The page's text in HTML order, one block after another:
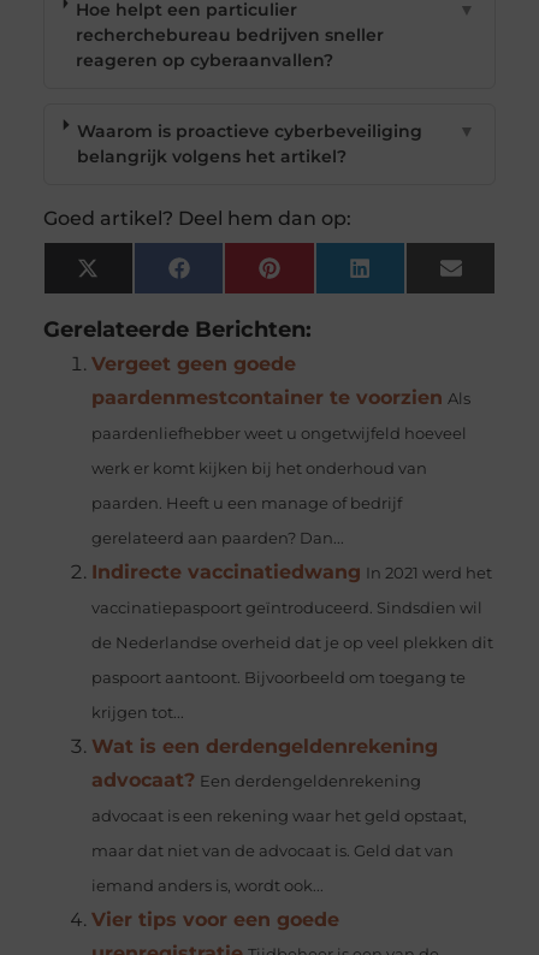
Hoe helpt een particulier
recherchebureau bedrijven sneller
reageren op cyberaanvallen?
▼
Waarom is proactieve cyberbeveiliging
belangrijk volgens het artikel?
▼
Goed artikel? Deel hem dan op:
X
(Twitter)
FacebookPinterest LinkedIn Email
Gerelateerde Berichten:
Vergeet geen goede
paardenmestcontainer te voorzien Als
paardenliefhebber weet u ongetwijfeld hoeveel
werk er komt kijken bij het onderhoud van
paarden. Heeft u een manage of bedrijf
gerelateerd aan paarden? Dan...
Indirecte vaccinatiedwang In 2021 werd het
vaccinatiepaspoort geïntroduceerd. Sindsdien wil
de Nederlandse overheid dat je op veel plekken dit
paspoort aantoont. Bijvoorbeeld om toegang te
krijgen tot...
Wat is een derdengeldenrekening
advocaat? Een derdengeldenrekening
advocaat is een rekening waar het geld opstaat,
maar dat niet van de advocaat is. Geld dat van
iemand anders is, wordt ook...
Vier tips voor een goede